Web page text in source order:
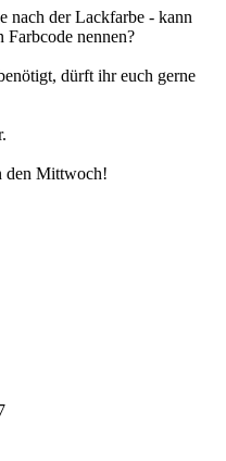
nach der Lackfarbe - kann
Farbcode nennen?
dürft ihr euch gerne
den Mittwoch!